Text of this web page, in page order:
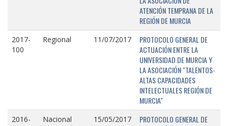
ATENCIÓN TEMPRANA DE LA
REGIÓN DE MURCIA
2017-
100
Regional 11/07/2017
PROTOCOLO GENERAL DE
ACTUACIÓN ENTRE LA
UNIVERSIDAD DE MURCIA Y
LA ASOCIACIÓN "TALENTOS-
ALTAS CAPACIDADES
INTELECTUALES REGIÓN DE
MURCIA"
2016-
Nacional 15/05/2017
PROTOCOLO GENERAL DE